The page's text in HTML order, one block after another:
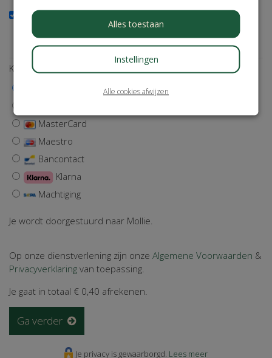
Ja, ik wil de nieuwsbrief ontvangen
Wil je op de hoogte blijven van onze activiteiten? Schrijf je
dan in!
Kies een betaalmethode
iDEAL | Wero
MasterCard
Maestro
Bancontact
Klarna
Machtiging
Je wordt doorgestuurd naar Mollie.
Op onze dienstverlening zijn onze Algemene Voorwaarden &
Privacyverklaring van toepassing.
Je gaat in totaal € 0,40 afrekenen.
Ga verder
Je privacy is gewaarborgd. Lees meer
Alles toestaan
Instellingen
Alle cookies afwijzen